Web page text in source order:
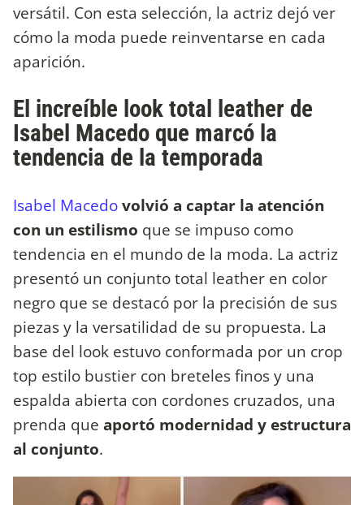
versátil. Con esta selección, la actriz dejó ver
cómo la moda puede reinventarse en cada
aparición.
El increíble look total leather de
Isabel Macedo que marcó la
tendencia de la temporada
Isabel Macedovolvió a captar la atención
con un estilismo que se impuso como
tendencia en el mundo de la moda. La actriz
presentó un conjunto total leather en color
negro que se destacó por la precisión de sus
piezas y la versatilidad de su propuesta. La
base del look estuvo conformada por un crop
top estilo bustier con breteles finos y una
espalda abierta con cordones cruzados, una
prenda que aportó modernidad y estructura
al conjunto.